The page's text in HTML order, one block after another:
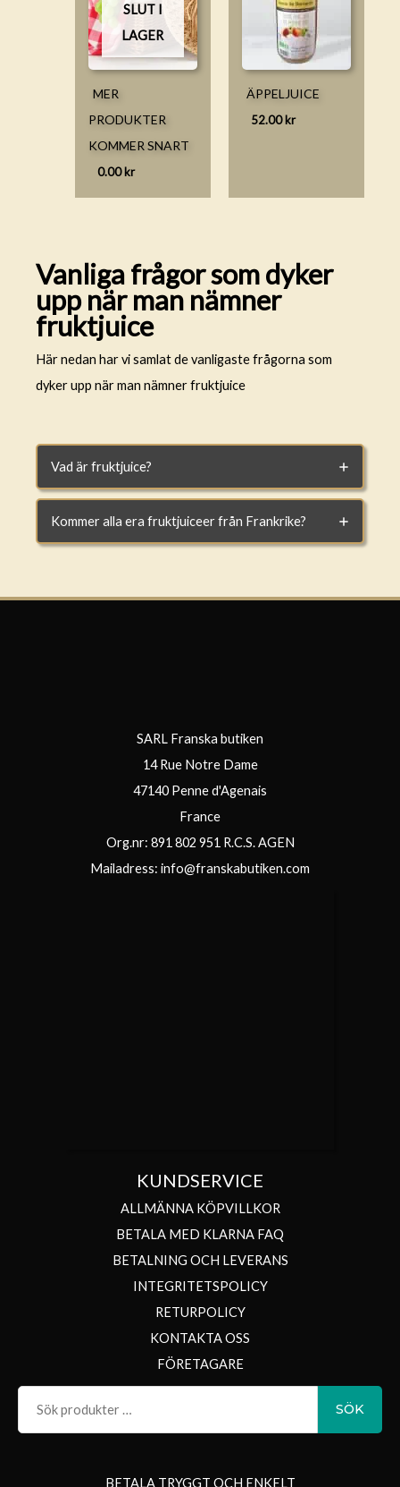
SLUT I
LAGER
MER
PRODUKTER
KOMMER SNART
0.00kr
ÄPPELJUICE
52.00kr
Vanliga frågor som dyker
upp när man nämner
fruktjuice
Här nedan har vi samlat de vanligaste frågorna som
dyker upp när man nämner fruktjuice
Vad är fruktjuice?
Kommer alla era fruktjuiceer från Frankrike?
SARL Franska butiken
14 Rue Notre Dame
47140 Penne d'Agenais
France
Org.nr: 891 802 951 R.C.S. AGEN
Mailadress: info@franskabutiken.com
KUNDSERVICE
ALLMÄNNA KÖPVILLKOR
BETALA MED KLARNA FAQ
BETALNING OCH LEVERANS
INTEGRITETSPOLICY
RETURPOLICY
KONTAKTA OSS
FÖRETAGARE
SÖK
BETALA TRYGGT OCH ENKELT